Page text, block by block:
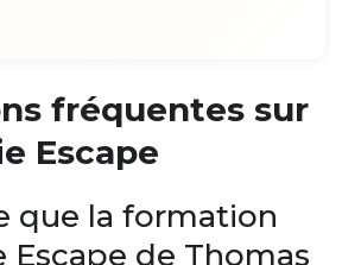
fréquentes sur
Escape
que la formation
Escape de Thomas